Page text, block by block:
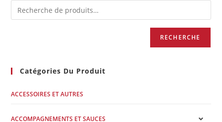
RECHERCHE
Catégories Du Produit
ACCESSOIRES ET AUTRES
ACCOMPAGNEMENTS ET SAUCES